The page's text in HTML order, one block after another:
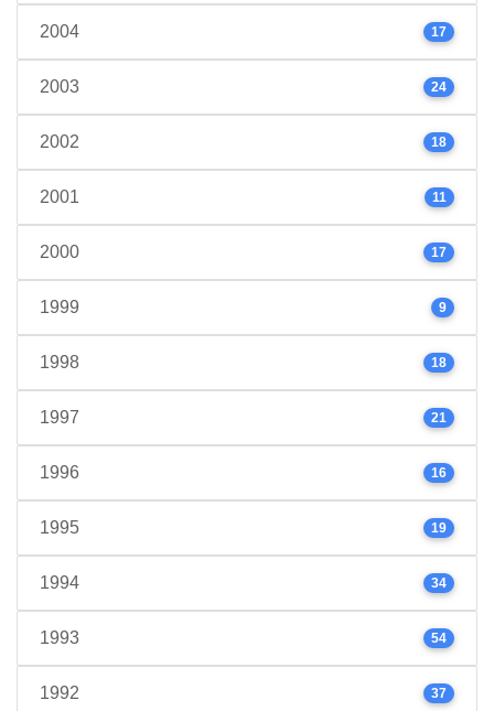
2004 17
2003 24
2002 18
2001 11
2000 17
1999 9
1998 18
1997 21
1996 16
1995 19
1994 34
1993 54
1992 37